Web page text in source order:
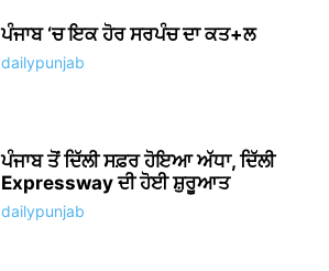
ਪੰਜਾਬ ‘ਚ ਇਕ ਹੋਰ ਸਰਪੰਚ ਦਾ ਕਤ+ਲ
dailypunjab
ਪੰਜਾਬ ਤੋਂ ਦਿੱਲੀ ਸਫ਼ਰ ਹੋਇਆ ਅੱਧਾ, ਦਿੱਲੀ
Expressway ਦੀ ਹੋਈ ਸ਼ੁਰੂਆਤ
dailypunjab